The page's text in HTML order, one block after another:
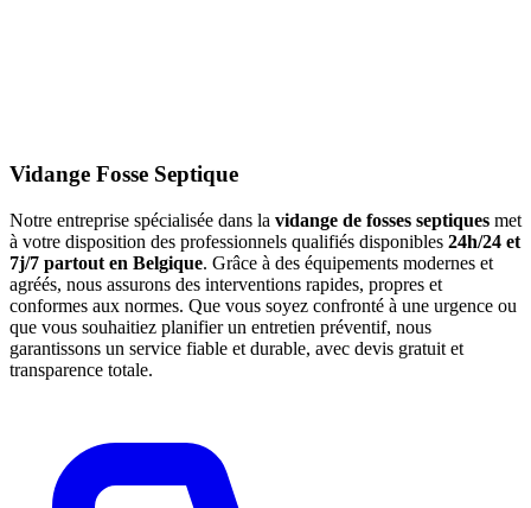
Vidange Fosse Septique
Notre entreprise spécialisée dans la vidange de fosses septiques met
à votre disposition des professionnels qualifiés disponibles 24h/24 et
7j/7 partout en Belgique. Grâce à des équipements modernes et
agréés, nous assurons des interventions rapides, propres et
conformes aux normes. Que vous soyez confronté à une urgence ou
que vous souhaitiez planifier un entretien préventif, nous
garantissons un service fiable et durable, avec devis gratuit et
transparence totale.